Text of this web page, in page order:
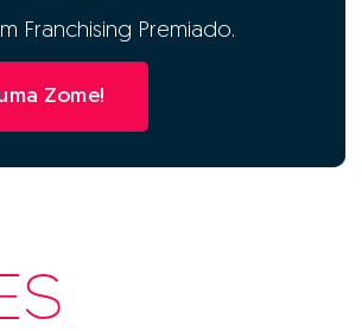
Franchising Premiado.
Zome!